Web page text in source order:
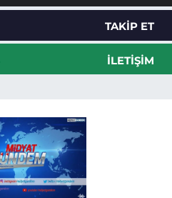
TAKIP ET
İLETIŞIM